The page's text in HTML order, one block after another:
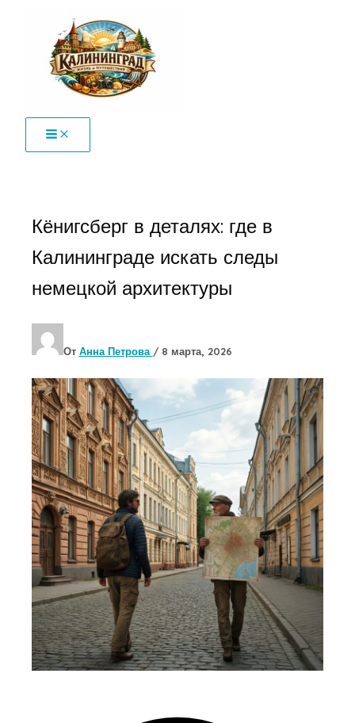
содержимому
Кёнигсберг в деталях: где в
Калининграде искать следы
немецкой архитектуры
От Анна Петрова / 8 марта, 2026